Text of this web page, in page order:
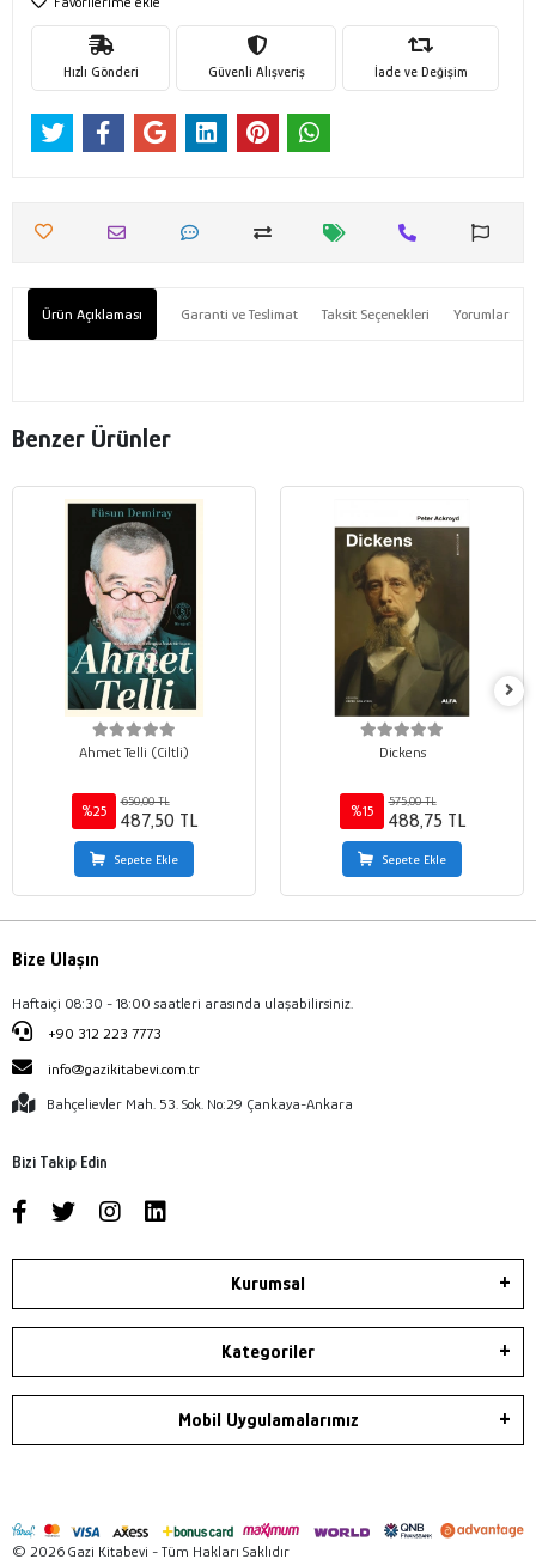
Hızlı Gönderi Güvenli Alışveriş İade ve Değişim
Ürün Açıklaması Garanti ve Teslimat Taksit Seçenekleri Yorumlar
Benzer Ürünler
Ahmet Telli (Ciltli)
%25
650,00 TL
487,50 TL
Sepete Ekle
Dickens
%15
575,00 TL
488,75 TL
Sepete Ekle
Bize Ulaşın
Haftaiçi 08:30 - 18:00 saatleri arasında ulaşabilirsiniz.
+90 312 223 7773
info@gazikitabevi.com.tr
Bahçelievler Mah. 53. Sok. No:29 Çankaya-Ankara
Bizi Takip Edin
Kurumsal
Kategoriler
Mobil Uygulamalarımız
© 2026 Gazi Kitabevi - Tüm Hakları Saklıdır